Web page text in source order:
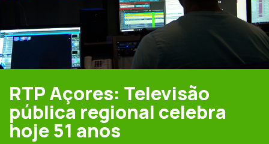
RTP Açores: Televisão
pública regional celebra
hoje 51 anos